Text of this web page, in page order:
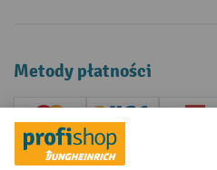
Metody płatności
Creditcard (Master)Creditcard (Visa)
Factura Przedpłata